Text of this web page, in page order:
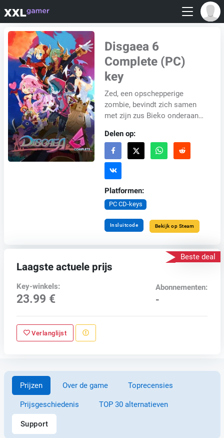
Disgaea 6
Complete (PC)
key
Zed, een opschepperige
zombie, bevindt zich samen
met zijn zus Bieko onderaan
Onderwereld. Wanneer een
God van Vernietiging hun b...
Delen op:
Platformen:
PC CD-keys
Insluitcode Bekijk op Steam
Beste deal
Laagste actuele prijs
Key-winkels:
23.99 €
Abonnementen:
-
Verlanglijst
Prijzen Over de game Toprecensies
Prijsgeschiedenis TOP 30 alternatieven
Support